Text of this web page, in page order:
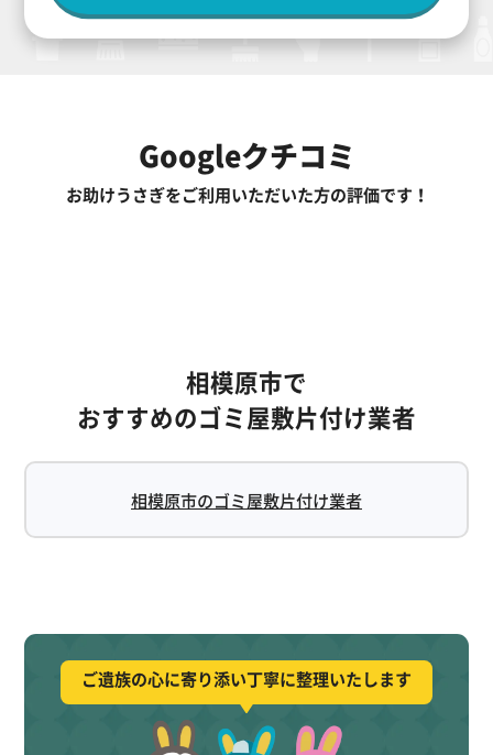
Googleクチコミ
お助けうさぎをご利用いただいた方の評価です！
相模原市で
おすすめのゴミ屋敷片付け業者
相模原市のゴミ屋敷片付け業者
ご遺族の心に寄り添い丁寧に整理いたします